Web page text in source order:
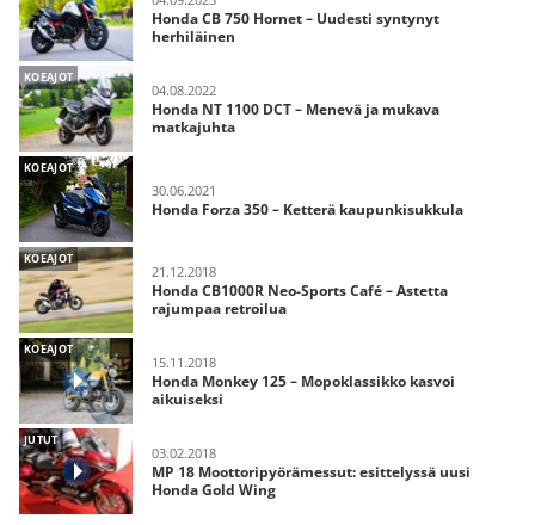
Honda CB 750 Hornet – Uudesti syntynyt
herhiläinen
KOEAJOT
04.08.2022
Honda NT 1100 DCT – Menevä ja mukava
matkajuhta
KOEAJOT
30.06.2021
Honda Forza 350 – Ketterä kaupunkisukkula
KOEAJOT
21.12.2018
Honda CB1000R Neo-Sports Café – Astetta
rajumpaa retroilua
KOEAJOT
15.11.2018
Honda Monkey 125 – Mopoklassikko kasvoi
aikuiseksi
JUTUT
03.02.2018
MP 18 Moottoripyörämessut: esittelyssä uusi
Honda Gold Wing